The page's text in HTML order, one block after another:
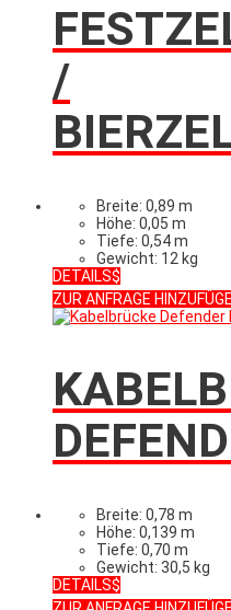
/
Breite: 0,89 m
Höhe: 0,05 m
Tiefe: 0,54 m
Gewicht: 12 kg
DETAILS
ZUR ANFRAGE
Breite: 0,78 m
Höhe: 0,139 m
Tiefe: 0,70 m
Gewicht: 30,5 kg
DETAILS